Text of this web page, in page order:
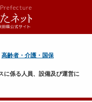
高齢者・介護・国保
に係る人員、設備及び運営に